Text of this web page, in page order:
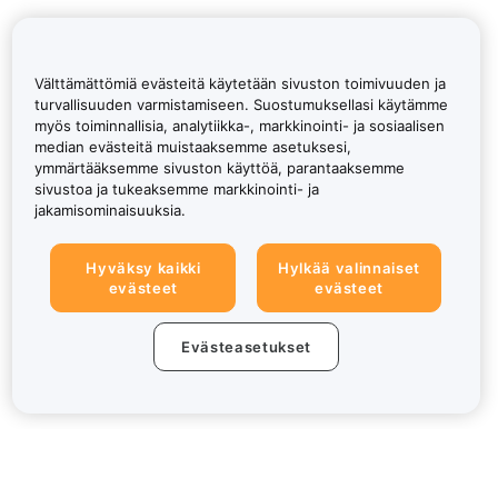
Välttämättömiä evästeitä käytetään sivuston toimivuuden ja
turvallisuuden varmistamiseen. Suostumuksellasi käytämme
myös toiminnallisia, analytiikka-, markkinointi- ja sosiaalisen
median evästeitä muistaaksemme asetuksesi,
ymmärtääksemme sivuston käyttöä, parantaaksemme
sivustoa ja tukeaksemme markkinointi- ja
jakamisominaisuuksia.
Hyväksy kaikki
evästeet
Hylkää valinnaiset
evästeet
Evästeasetukset